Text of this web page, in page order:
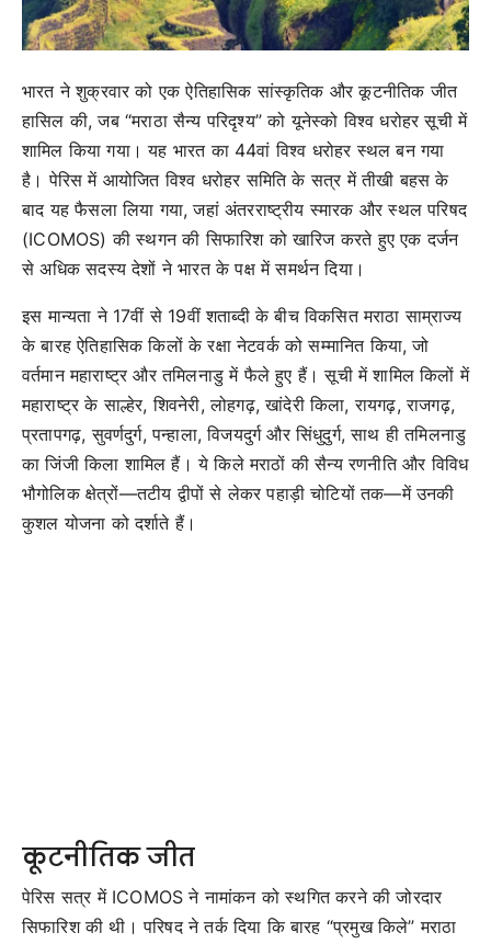
भारत ने शुक्रवार को एक ऐतिहासिक सांस्कृतिक और कूटनीतिक जीत
हासिल की, जब “मराठा सैन्य परिदृश्य” को यूनेस्को विश्व धरोहर सूची में
शामिल किया गया। यह भारत का 44वां विश्व धरोहर स्थल बन गया
है। पेरिस में आयोजित विश्व धरोहर समिति के सत्र में तीखी बहस के
बाद यह फैसला लिया गया, जहां अंतरराष्ट्रीय स्मारक और स्थल परिषद
(ICOMOS) की स्थगन की सिफारिश को खारिज करते हुए एक दर्जन
से अधिक सदस्य देशों ने भारत के पक्ष में समर्थन दिया।
इस मान्यता ने 17वीं से 19वीं शताब्दी के बीच विकसित मराठा साम्राज्य
के बारह ऐतिहासिक किलों के रक्षा नेटवर्क को सम्मानित किया, जो
वर्तमान महाराष्ट्र और तमिलनाडु में फैले हुए हैं। सूची में शामिल किलों में
महाराष्ट्र के साल्हेर, शिवनेरी, लोहगढ़, खांदेरी किला, रायगढ़, राजगढ़,
प्रतापगढ़, सुवर्णदुर्ग, पन्हाला, विजयदुर्ग और सिंधुदुर्ग, साथ ही तमिलनाडु
का जिंजी किला शामिल हैं। ये किले मराठों की सैन्य रणनीति और विविध
भौगोलिक क्षेत्रों—तटीय द्वीपों से लेकर पहाड़ी चोटियों तक—में उनकी
कुशल योजना को दर्शाते हैं।
कूटनीतिक जीत
पेरिस सत्र में ICOMOS ने नामांकन को स्थगित करने की जोरदार
सिफारिश की थी। परिषद ने तर्क दिया कि बारह “प्रमुख किले” मराठा